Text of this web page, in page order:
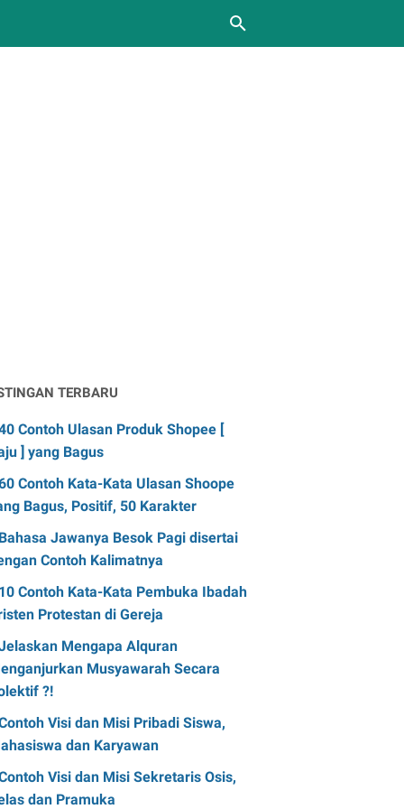
TERBARU
Contoh Ulasan Produk Shopee [
] yang Bagus
Contoh Kata-Kata Ulasan Shoope
Bagus, Positif, 50 Karakter
Bahasa Jawanya Besok Pagi disertai
Contoh Kalimatnya
10 Contoh Kata-Kata Pembuka Ibadah
Protestan di Gereja
Mengapa Alquran
Musyawarah Secara
?!
Visi dan Misi Pribadi Siswa,
dan Karyawan
Visi dan Misi Sekretaris Osis,
dan Pramuka